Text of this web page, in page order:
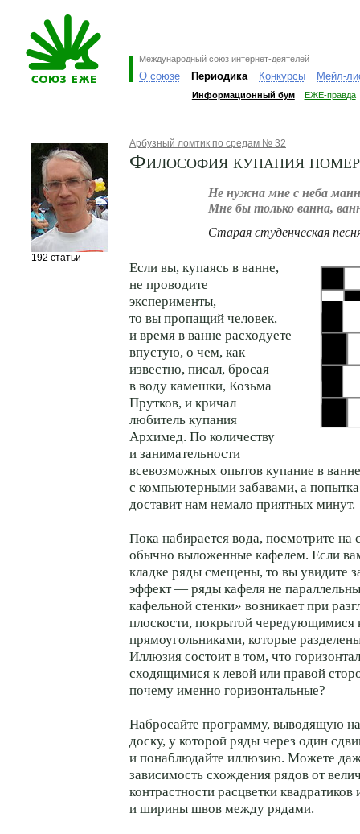
Международный союз интернет-деятелей
О союзе Периодика Конкурсы Мейл-
Информационный бум ЕЖЕ-правда
192 статьи
Арбузный ломтик по средам № 32
Философия купания
Не нужна мне с неба
Мне бы только ванна,
Старая студенческая
Если вы, купаясь в ванне,
не проводите
эксперименты,
то вы пропащий человек,
и время в ванне расходуете
впустую, о чем, как
известно, писал, бросая
в воду камешки, Козьма
Прутков, и кричал
любитель купания
Архимед. По количеству
и занимательности
всевозможных опытов купание в
с компьютерными забавами, а
доставит нам немало приятных минут.
Пока набирается вода, посмотрите на
обычно выложенные кафелем. Если
кладке ряды смещены, то вы увидите
эффект — ряды кафеля не
кафельной стенки» возникает при
плоскости, покрытой чередующимися
прямоугольниками, которые
Иллюзия состоит в том, что
сходящимися к левой или правой
почему именно горизонтальные?
Набросайте программу, выводящую
доску, у которой ряды через один
и понаблюдайте иллюзию. Можете
зависимость схождения рядов от
контрастности расцветки квадратиков
и ширины швов между рядами.